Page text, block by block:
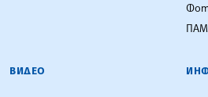
ВИДЕО